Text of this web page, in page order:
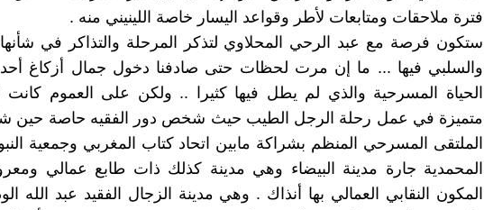
فترة ملاحقات ومتابعات لأطر وقواعد اليسار خاصة اللينيني منه .
ستكون فرصة مع عبد الرحي المحلاوي لتذكر المرحلة والتذاكر في شأنها
والسلبي فيها ... ما إن مرت لحظات حتى صادفنا دخول جمال أزكاغ
الحياة المسرحية والذي لم يطل فيها كثيرا .. ولكن على العموم
متميزة في عمل رحلة الرجل الطيب حيث شخص دور الفقيه حاصة حين
الملتقى المسرحي المنظم بشراكة مابين اتحاد كتاب المغربي وجمعية
المحمدية جارة مدينة البيضاء وهي مدينة كذلك ذات طابع عمالي
المكون النقابي العمالي بها أنذاك . وهي مدينة الزجال الفقيد عبد الله